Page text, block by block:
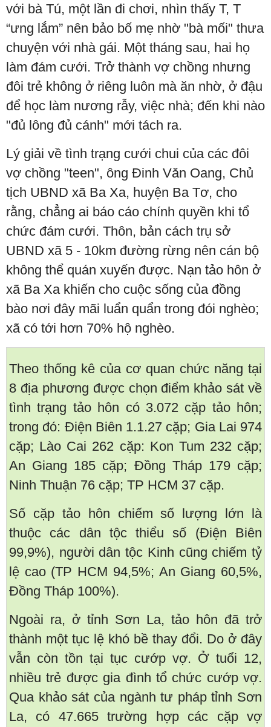
với bà Tú, một lần đi chơi, nhìn thấy T, T
“ưng lắm” nên bảo bố mẹ nhờ "bà mối" thưa
chuyện với nhà gái. Một tháng sau, hai họ
làm đám cưới. Trở thành vợ chồng nhưng
đôi trẻ không ở riêng luôn mà ăn nhờ, ở đậu
để học làm nương rẫy, việc nhà; đến khi nào
"đủ lông đủ cánh" mới tách ra.
Lý giải về tình trạng cưới chui của các đôi
vợ chồng "teen", ông Đinh Văn Oang, Chủ
tịch UBND xã Ba Xa, huyện Ba Tơ, cho
rằng, chẳng ai báo cáo chính quyền khi tổ
chức đám cưới. Thôn, bản cách trụ sở
UBND xã 5 - 10km đường rừng nên cán bộ
không thể quán xuyến được. Nạn tảo hôn ở
xã Ba Xa khiến cho cuộc sống của đồng
bào nơi đây mãi luẩn quẩn trong đói nghèo;
xã có tới hơn 70% hộ nghèo.
Theo thống kê của cơ quan chức năng tại
8 địa phương được chọn điểm khảo sát về
tình trạng tảo hôn có 3.072 cặp tảo hôn;
trong đó: Điện Biên 1.1.27 cặp; Gia Lai 974
cặp; Lào Cai 262 cặp: Kon Tum 232 cặp;
An Giang 185 cặp; Đồng Tháp 179 cặp;
Ninh Thuận 76 cặp; TP HCM 37 cặp.
Số cặp tảo hôn chiếm số lượng lớn là
thuộc các dân tộc thiểu số (Điện Biên
99,9%), người dân tộc Kinh cũng chiếm tỷ
lệ cao (TP HCM 94,5%; An Giang 60,5%,
Đồng Tháp 100%).
Ngoài ra, ở tỉnh Sơn La, tảo hôn đã trở
thành một tục lệ khó bề thay đổi. Do ở đây
vẫn còn tồn tại tục cướp vợ. Ở tuổi 12,
nhiều trẻ được gia đình tổ chức cướp vợ.
Qua khảo sát của ngành tư pháp tỉnh Sơn
La, có 47.665 trường hợp các cặp vợ